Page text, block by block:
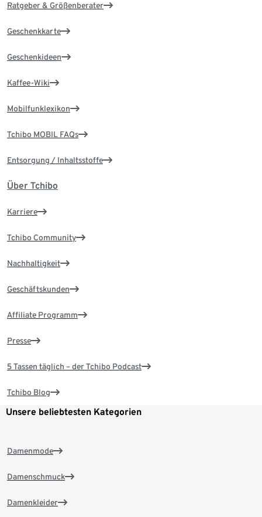
Ratgeber & Größenberater
Geschenkkarte
Geschenkideen
Kaffee-Wiki
Mobilfunklexikon
Tchibo MOBIL FAQs
Entsorgung / Inhaltsstoffe
Über Tchibo
Karriere
Tchibo Community
Nachhaltigkeit
Geschäftskunden
Affiliate Programm
Presse
5 Tassen täglich – der Tchibo Podcast
Tchibo Blog
Unsere beliebtesten Kategorien
Damenmode
Damenschmuck
Damenkleider